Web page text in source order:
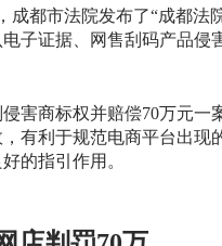
成都市法院发布了“成都
子证据、网售刮码产品侵
害商标权并赔偿70万元
有利于规范电商平台出现
的指引作用。